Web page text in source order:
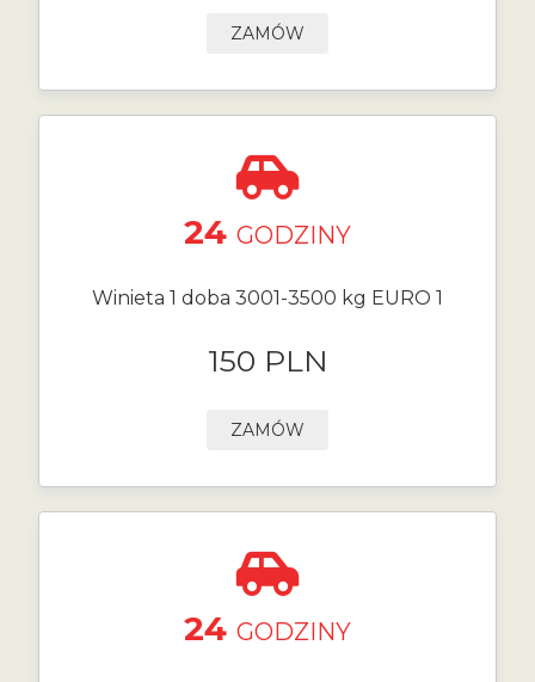
ZAMÓW
24 GODZINY
Winieta 1 doba 3001-3500 kg EURO 1
150 PLN
ZAMÓW
24 GODZINY